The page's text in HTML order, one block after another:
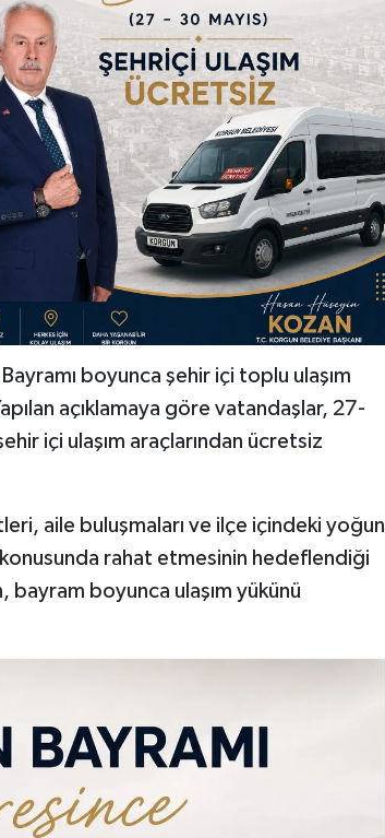
boyunca şehir içi toplu ulaşım
açıklamaya göre vatandaşlar, 27-
içi ulaşım araçlarından ücretsiz
aile buluşmaları ve ilçe içindeki yoğun
rahat etmesinin hedeflendiği
bayram boyunca ulaşım yükünü